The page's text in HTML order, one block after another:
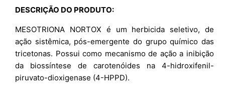
DESCRIÇÃO DO PRODUTO:
MESOTRIONA NORTOX é um herbicida seletivo, de
ação sistêmica, pós-emergente do grupo químico das
tricetonas. Possui como mecanismo de ação a inibição
da biossíntese de carotenóides na 4-hidroxifenil-
piruvato-dioxigenase (4-HPPD).